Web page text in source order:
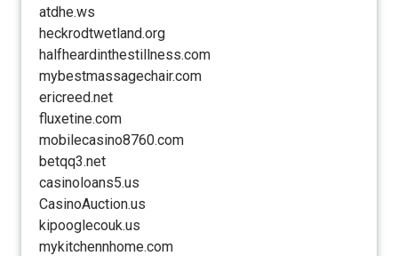
atdhe.ws
heckrodtwetland.org
halfheardinthestillness.com
mybestmassagechair.com
ericreed.net
fluxetine.com
mobilecasino8760.com
betqq3.net
casinoloans5.us
CasinoAuction.us
kipooglecouk.us
mykitchennhome.com